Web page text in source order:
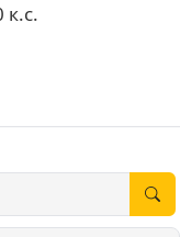
к.с.